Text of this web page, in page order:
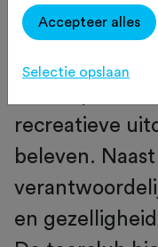
voor
omgeving die
recreatieve
beleven.
en
Accepteer alles
Selectie opslaan